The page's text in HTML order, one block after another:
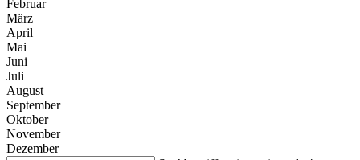
Februar
März
April
Mai
Juni
Juli
August
September
Oktober
November
Dezember